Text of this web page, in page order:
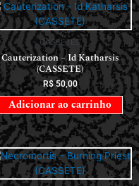
CASSETES
Cauterization – Id Katharsis
(CASSETE)
R$50,00
Adicionar ao carrinho